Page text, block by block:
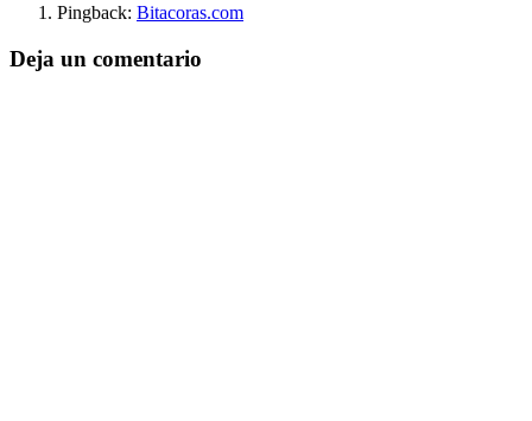
Pingback: Bitacoras.com
Deja un comentario